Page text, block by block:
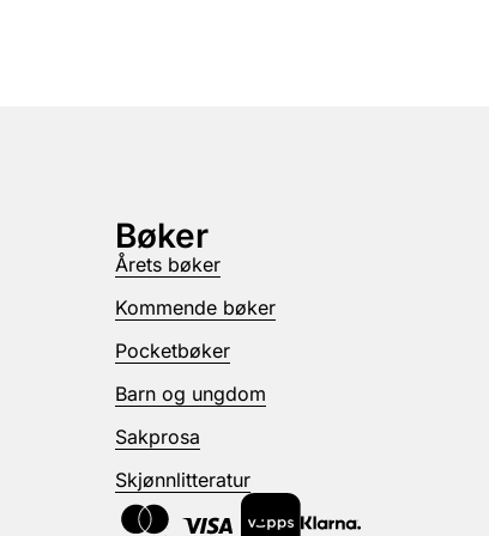
Bøker
Årets bøker
Kommende bøker
Pocketbøker
Barn og ungdom
Sakprosa
Skjønnlitteratur